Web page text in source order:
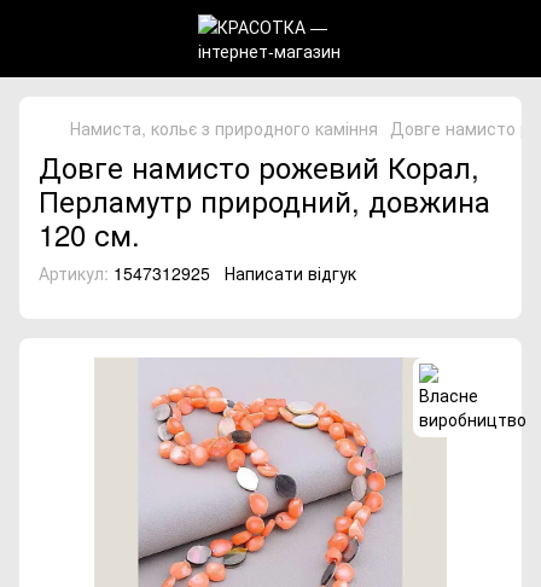
Намиста, кольє з природного каміння Довге намисто
Довге намисто рожевий Корал,
Перламутр природний, довжина
120 см.
Артикул: 1547312925 Написати відгук